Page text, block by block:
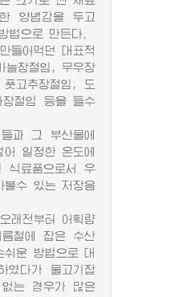
양념감을 두고
법으로 만든다.
어먹던 대표적
늘장절임, 무우장
고추장절임, 도
장절임 등을 들수
과 그 부산물에
일정한 온도에
식료품으로서 우
볼수 있는 저장음
전부터 어획량
철에 잡은 수산
쉬운 방법으로 대
였다가 물고기잡
는 경우가 많은